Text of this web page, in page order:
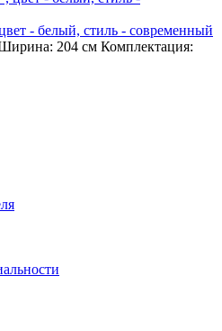
- белый, стиль - современный
204 см Комплектация: